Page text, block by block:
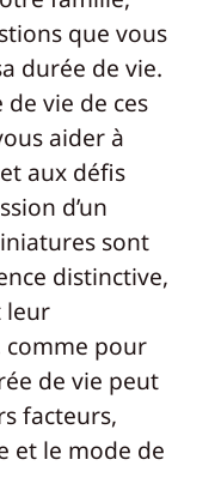
que vous
durée de vie.
de vie de ces
aider à
aux défis
d’un
sont
distinctive,
leur
comme pour
de vie peut
facteurs,
et le mode de